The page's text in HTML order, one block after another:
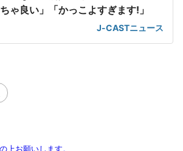
ちゃ良い」「かっこよすぎます!」
J-CASTニュース